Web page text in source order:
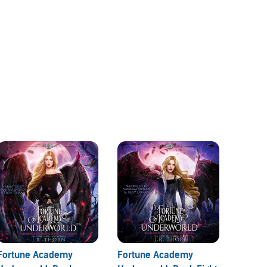
Academy
Fortune Academy